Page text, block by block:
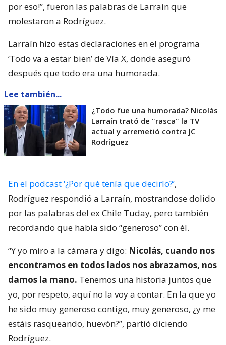
por eso!”, fueron las palabras de Larraín que
molestaron a Rodríguez.
Larraín hizo estas declaraciones en el programa
‘Todo va a estar bien’ de Vía X, donde aseguró
después que todo era una humorada.
Lee también...
¿Todo fue una humorada? Nicolás
Larraín trató de "rasca" la TV
actual y arremetió contra JC
Rodríguez
En el podcast ‘¿Por qué tenía que decirlo?’,
Rodríguez respondió a Larraín, mostrandose dolido
por las palabras del ex Chile Tuday, pero también
recordando que había sido “generoso” con él.
“Y yo miro a la cámara y digo: Nicolás, cuando nos
encontramos en todos lados nos abrazamos, nos
damos la mano. Tenemos una historia juntos que
yo, por respeto, aquí no la voy a contar. En la que yo
he sido muy generoso contigo, muy generoso, ¿y me
estáis rasqueando, huevón?”, partió diciendo
Rodríguez.